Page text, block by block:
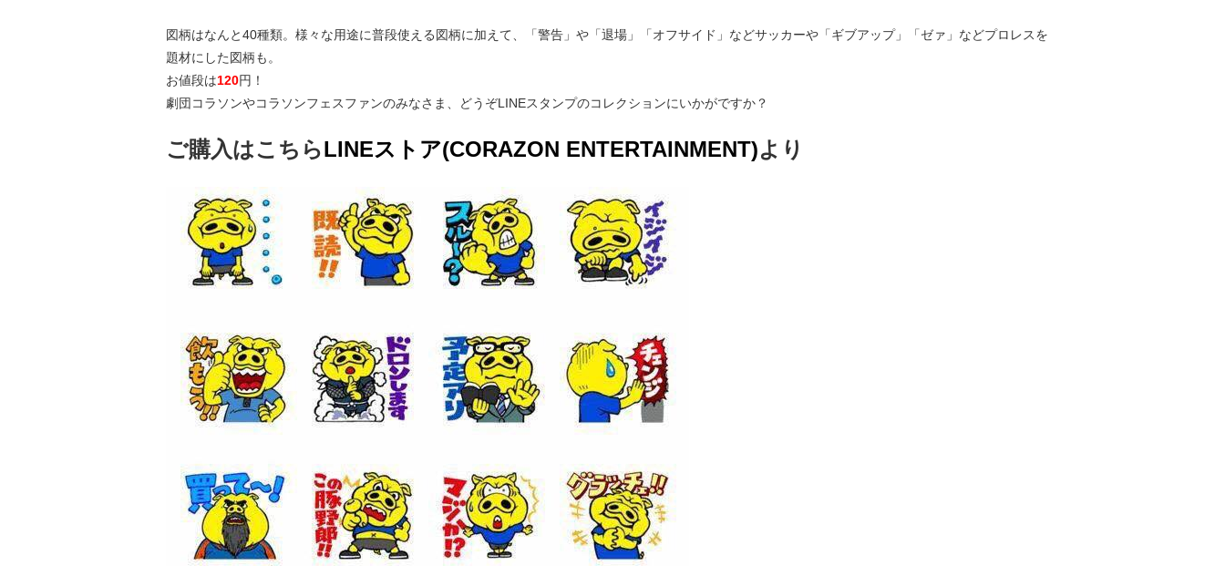
図柄はなんと40種類。様々な用途に普段使える図柄に加えて、「警告」や「退場」「オフサイド」などサッカーや「ギブアップ」「ゼァ」などプロレスを
題材にした図柄も。
お値段は120円！
劇団コラソンやコラソンフェスファンのみなさま、どうぞLINEスタンプのコレクションにいかがですか？
ご購入はこちらLINEストア(CORAZON ENTERTAINMENT)より